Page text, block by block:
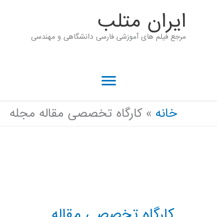
ايران متلب
مرجع فیلم های آموزشی فارسی دانشگاهی و مهندسی
فهرست
اصلی
خانه کارگاه تخصصی مقاله مجله